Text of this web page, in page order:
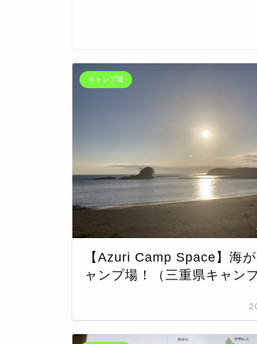
キャンプ場
【Azuri Camp Space】海
ャンプ場！（三重県キャンプ